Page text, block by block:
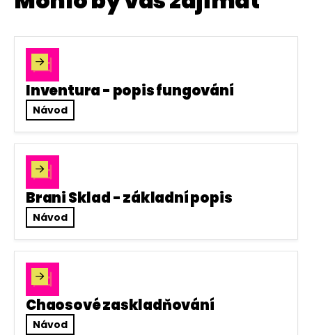
Inventura - popis fungování
Návod

Brani Sklad - základní popis
Návod

Chaosové zaskladňování
Návod
